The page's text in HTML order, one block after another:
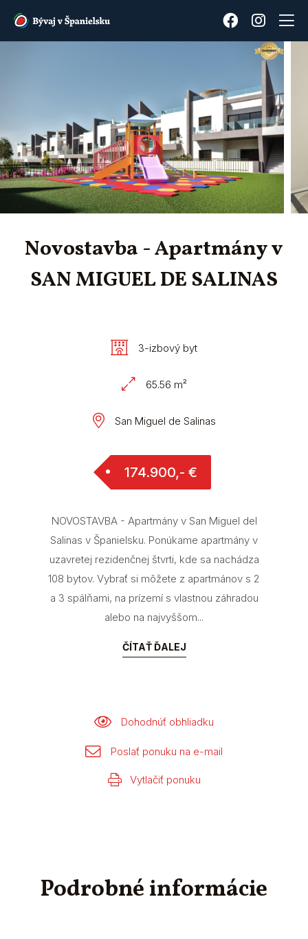
Novostavba - Apartmány v
SAN MIGUEL DE SALINAS
3-izbový byt
65.56 m²
San Miguel de Salinas
174.900,- €
NOVOSTAVBA - Apartmány v San Miguel del
Salinas v Španielsku. Ponúkame apartmány v
uzavretej rezidenčnej štvrti, kde sa nachádza
108 bytov. Vybrať si môžete z apartmánov s 2
a 3 spálňami, na prízemí s vlastnou záhradou
alebo na najvyššom...
ČÍTAŤ ĎALEJ
Dohodnúť obhliadku
Poslať ponuku na e-mail
Vytlačiť ponuku
Podrobné informácie